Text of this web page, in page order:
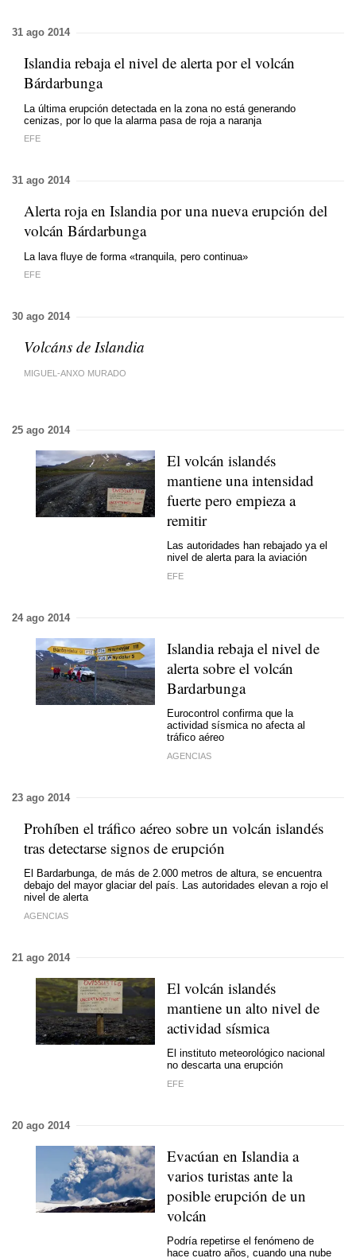
31 ago 2014
Islandia rebaja el nivel de alerta por el volcán
Bárdarbunga
La última erupción detectada en la zona no está generando
cenizas, por lo que la alarma pasa de roja a naranja
EFE
31 ago 2014
Alerta roja en Islandia por una nueva erupción del
volcán Bárdarbunga
La lava fluye de forma «tranquila, pero continua»
EFE
30 ago 2014
Volcáns de Islandia
MIGUEL-ANXO MURADO
25 ago 2014
El volcán islandés
mantiene una intensidad
fuerte pero empieza a
remitir
Las autoridades han rebajado ya el
nivel de alerta para la aviación
EFE
24 ago 2014
Islandia rebaja el nivel de
alerta sobre el volcán
Bardarbunga
Eurocontrol confirma que la
actividad sísmica no afecta al
tráfico aéreo
AGENCIAS
23 ago 2014
Prohíben el tráfico aéreo sobre un volcán islandés
tras detectarse signos de erupción
El Bardarbunga, de más de 2.000 metros de altura, se encuentra
debajo del mayor glaciar del país. Las autoridades elevan a rojo el
nivel de alerta
AGENCIAS
21 ago 2014
El volcán islandés
mantiene un alto nivel de
actividad sísmica
El instituto meteorológico nacional
no descarta una erupción
EFE
20 ago 2014
Evacúan en Islandia a
varios turistas ante la
posible erupción de un
volcán
Podría repetirse el fenómeno de
hace cuatro años, cuando una nube